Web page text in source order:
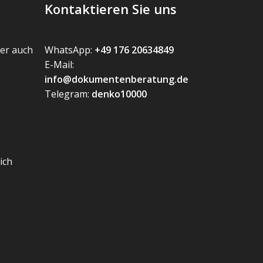
auch
Kontaktieren Sie uns
WhatsApp: +49 176 20634849
E-Mail:
info@dokumentenberatung.de
Telegram: denko10000